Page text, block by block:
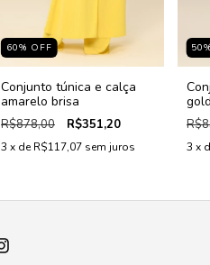
60% OFF
Conjunto túnica e calça
amarelo brisa
R$878,00 R$351,20
3 x deR$117,07 sem juros
50
3 x